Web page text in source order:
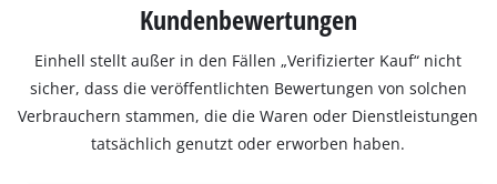
Kundenbewertungen
Einhell stellt außer in den Fällen „Verifizierter Kauf“ nicht
sicher, dass die veröffentlichten Bewertungen von solchen
Verbrauchern stammen, die die Waren oder Dienstleistungen
tatsächlich genutzt oder erworben haben.